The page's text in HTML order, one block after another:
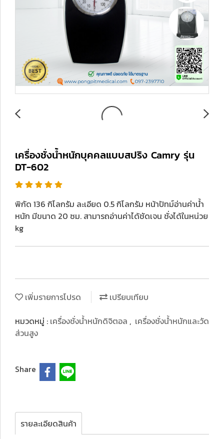
เครื่องชั่งน้ำหนักบุคคลแบบสปริง Camry รุ่น
DT-602
พิกัด 136 กิโลกรัม ละเอียด 0.5 กิโลกรัม หน้าปัทม์อ่านค่าน้ำ
หนัก มีขนาด 20 ซม. สามารถอ่านค่าได้ชัดเจน ชั่งได้ในหน่วย
kg
เพิ่มรายการโปรด
เปรียบเทียบ
หมวดหมู่ : เครื่องชั่งน้ำหนักดิจิตอล , เครื่องชั่งน้ำหนักและวัด
ส่วนสูง
Share
รายละเอียดสินค้า